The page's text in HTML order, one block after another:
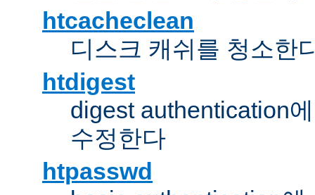
htcacheclean
디스크 캐쉬를 청소한
htdigest
digest authentication
수정한다
htpasswd